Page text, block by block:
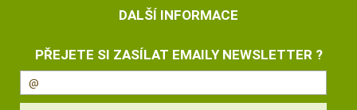
DALŠÍ INFORMACE
PŘEJETE SI ZASÍLAT EMAILY NEWSLETTER ?